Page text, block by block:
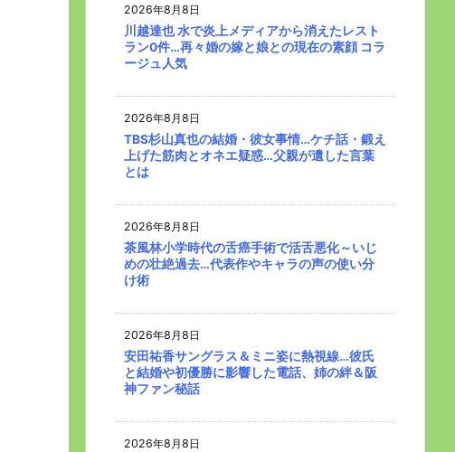
2026年8月8日
川越達也 水で炎上メディアから消えたレスト
ラン0件…再々婚の嫁と娘との現在の素顔 コラ
ージュ人気
2026年8月8日
TBS杉山真也の結婚・彼女事情…ケチ話・鍛え
上げた筋肉とオネエ疑惑…父親が遺した言葉
とは
2026年8月8日
茶風林小学時代の舌癌手術で活舌悪化～いじ
めの壮絶過去…代表作やキャラの声の使い分
け術
2026年8月8日
安田祐香サングラス＆ミニ姿に熱視線…彼氏
と結婚や初優勝に影響した電話、姉の絆＆阪
神ファン秘話
2026年8月8日